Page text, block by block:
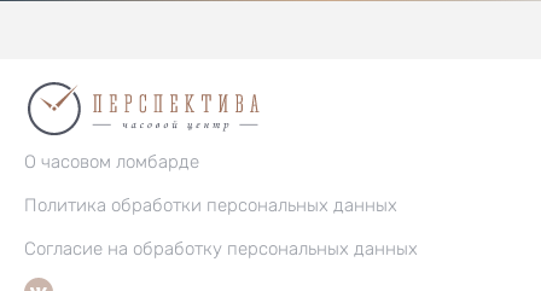
О часовом ломбарде
Политика обработки персональных данных
Согласие на обработку персональных данных